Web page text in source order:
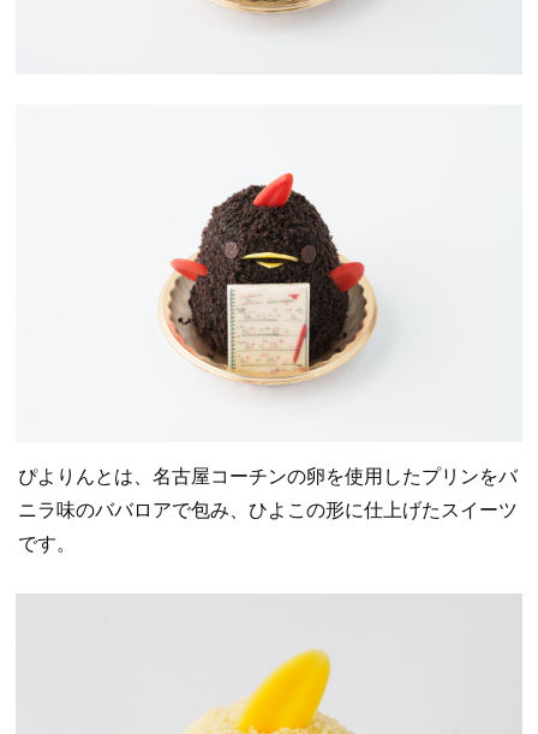
ぴよりんとは、名古屋コーチンの卵を使用したプリンをバ
ニラ味のババロアで包み、ひよこの形に仕上げたスイーツ
です。